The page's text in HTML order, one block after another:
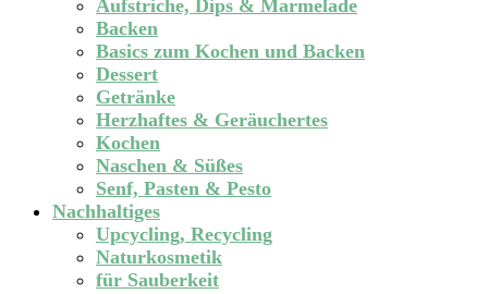
Aufstriche, Dips & Marmelade
Backen
Basics zum Kochen und Backen
Dessert
Getränke
Herzhaftes & Geräuchertes
Kochen
Naschen & Süßes
Senf, Pasten & Pesto
Nachhaltiges
Upcycling, Recycling
Naturkosmetik
für Sauberkeit